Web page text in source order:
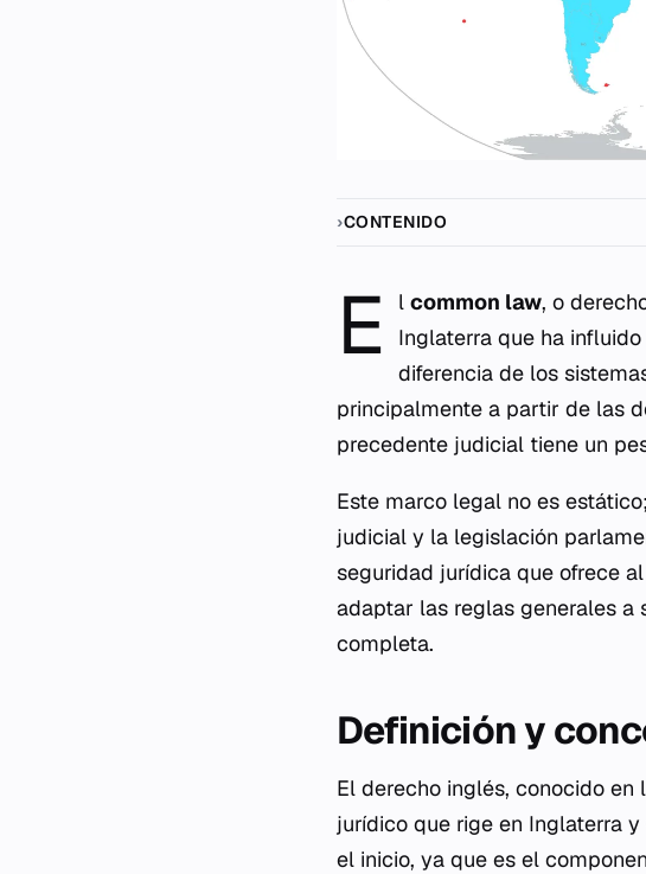
CONTENIDO
E lcommon law, o
Inglaterra que ha
diferencia de los
principalmente a partir de las
precedente judicial tiene un
Este marco legal no es
judicial y la legislación
seguridad jurídica que ofrece
adaptar las reglas generales a
completa.
Definición y
El derecho inglés, conocido
jurídico que rige en Inglaterra
el inicio, ya que es el